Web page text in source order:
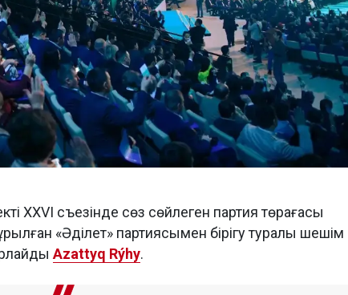
XXVI съезінде сөз сөйлеген партия төрағасы
«Әділет» партиясымен бірігу туралы шешім
Azattyq Rýhy.